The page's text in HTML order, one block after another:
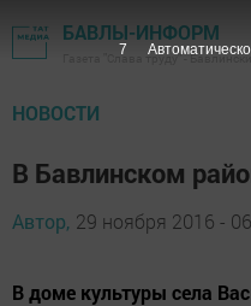
БАВЛЫ-ИНФОРМ
Газета "Слава труду" -
НОВОСТИ
В Бавлинском
Автор, 29 ноября 2016 -
В доме культуры села
6